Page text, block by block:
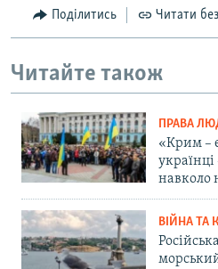
Поділитись Читати
Читайте також
ПРАВА
«Крим –
навколо
ВІЙНА ТА